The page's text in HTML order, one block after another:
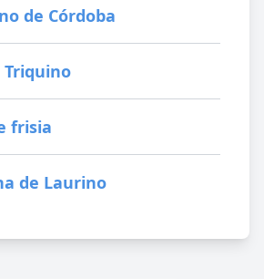
de Córdoba
Triquino
frisia
de Laurino